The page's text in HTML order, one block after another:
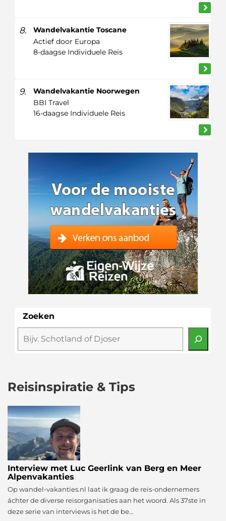
8.
Wandelvakantie Toscane
Actief door Europa
8-daagse Individuele Reis
9.
Wandelvakantie Noorwegen
BBI Travel
16-daagse Individuele Reis
Zoeken
Reisinspiratie & Tips
Interview met Luc Geerlink van Berg en Meer
Alpenvakanties
Op wandel-vakanties.nl laat ik graag de reis-ondernemers
áchter de diverse reisorganisaties aan het woord. Als 37ste in
deze serie van interviews is het de be...